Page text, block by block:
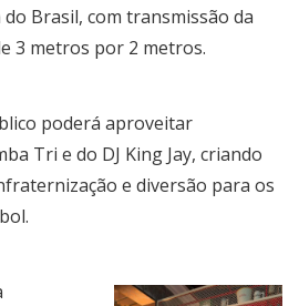
Brasil, com transmissão da
3 metros por 2 metros.
poderá aproveitar
Tri e do DJ King Jay, criando
e diversão para os